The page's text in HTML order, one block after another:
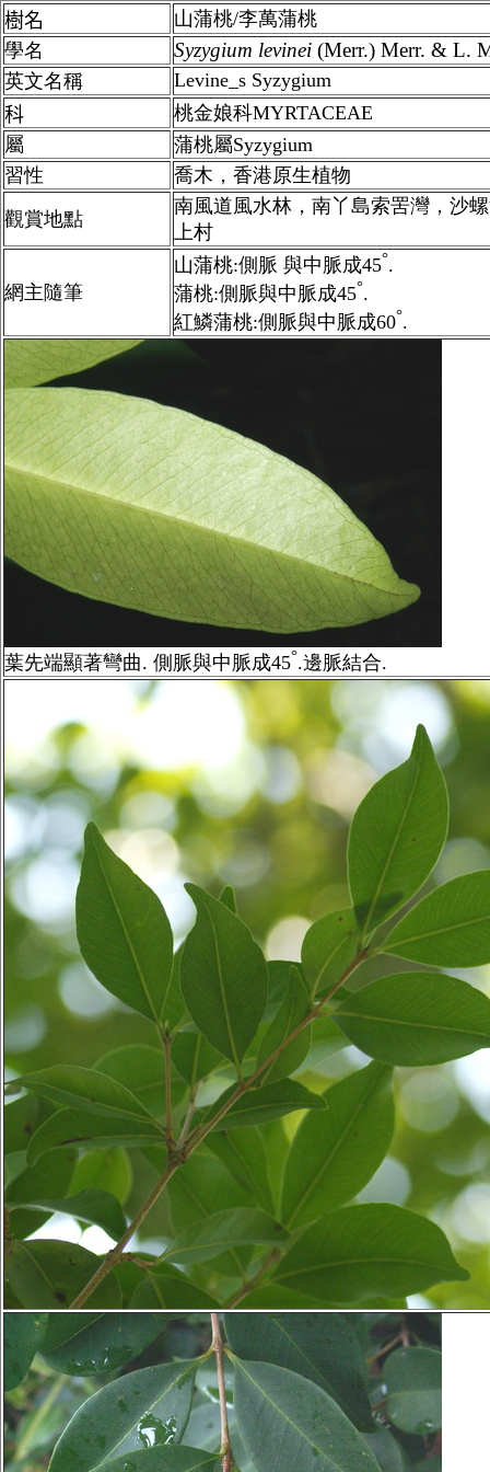
樹名
山蒲桃/李萬蒲桃
學名
Syzygium levinei (Merr.) Merr. & L.
英文名稱
Levine_s Syzygium
科
桃金娘科MYRTACEAE
屬
蒲桃屬Syzygium
習性
喬木，香港原生植物
觀賞地點
南風道風水林，南丫島索罟灣，沙
上村
網主隨筆
山蒲桃:側脈 與中脈成45°.
蒲桃:側脈與中脈成45°.
紅鱗蒲桃:側脈與中脈成60°.
葉先端顯著彎曲. 側脈與中脈成45°.邊脈結合.